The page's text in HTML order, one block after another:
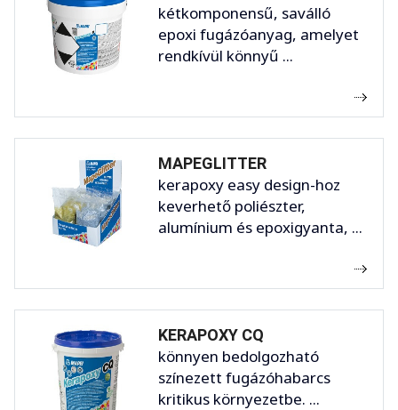
kétkomponensű, saválló
epoxi fugázóanyag, amelyet
rendkívül könnyű ...
MAPEGLITTER
kerapoxy easy design-hoz
keverhető poliészter,
alumínium és epoxigyanta, ...
KERAPOXY CQ
könnyen bedolgozható
színezett fugázóhabarcs
kritikus környezetbe. ...